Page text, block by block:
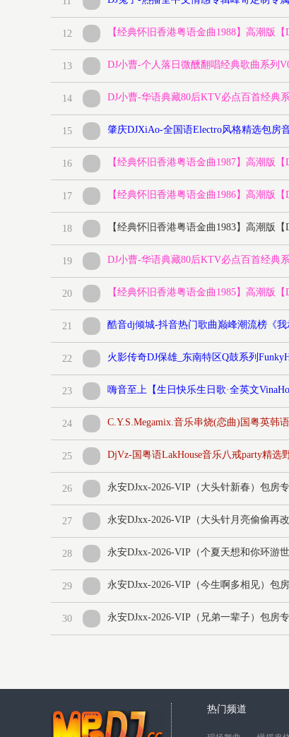
12 【经典怀旧香港粤语金曲1988】高潮版【
13 DJ小曹-个人落日微醺翻唱经典歌曲系列
14 DJ小曹-华语典藏80后KTV必点百首经典
15 肇庆DJXiAo-全国语Electro风格精选包房
16 【经典怀旧香港粤语金曲1987】高潮版【
17 【经典怀旧香港粤语金曲1986】高潮版【
18 【经典怀旧香港粤语金曲1983】高潮版【
19 DJ小曹-华语典藏80后KTV必点百首经典
20 【经典怀旧香港粤语金曲1985】高潮版【
21
22 火影传奇DJ保雄_东南特区Q鼓系列
23 嗨音至上【生日快乐生日歌·全英文
24 C.Y.S.Megamix.音乐串烧(恋曲)国粤英韩
25 DjVz-国粤语LakHouse音乐八戒party精选
26 永安DJxx-2026-VIP（大头针新春）包房
27 永安DJxx-2026-VIP（大头针月亮偷偷再
28 永安DJxx-2026-VIP（个夏天想和你环游
29 永安DJxx-2026-VIP（今生啊多相见）包
30 永安DJxx-2026-VIP（兄弟一辈子）包房
热门频道